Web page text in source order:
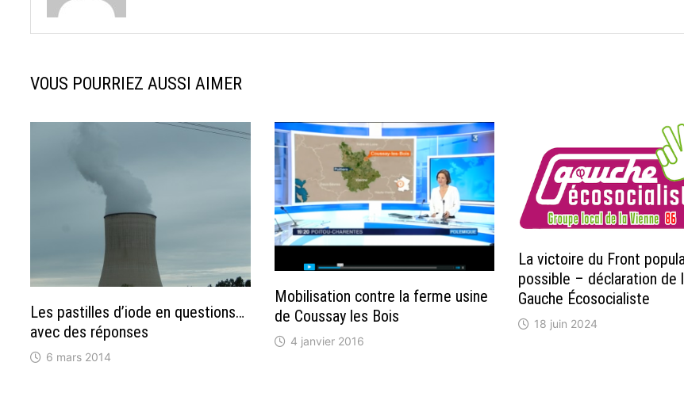
VOUS POURRIEZ AUSSI AIMER
Les pastilles d’iode en questions…
avec des réponses
6 mars 2014
Mobilisation contre la ferme usine
de Coussay les Bois
4 janvier 2016
La victoire du Front
possible – déclaration de
Gauche Écosocialiste
18 juin 2024